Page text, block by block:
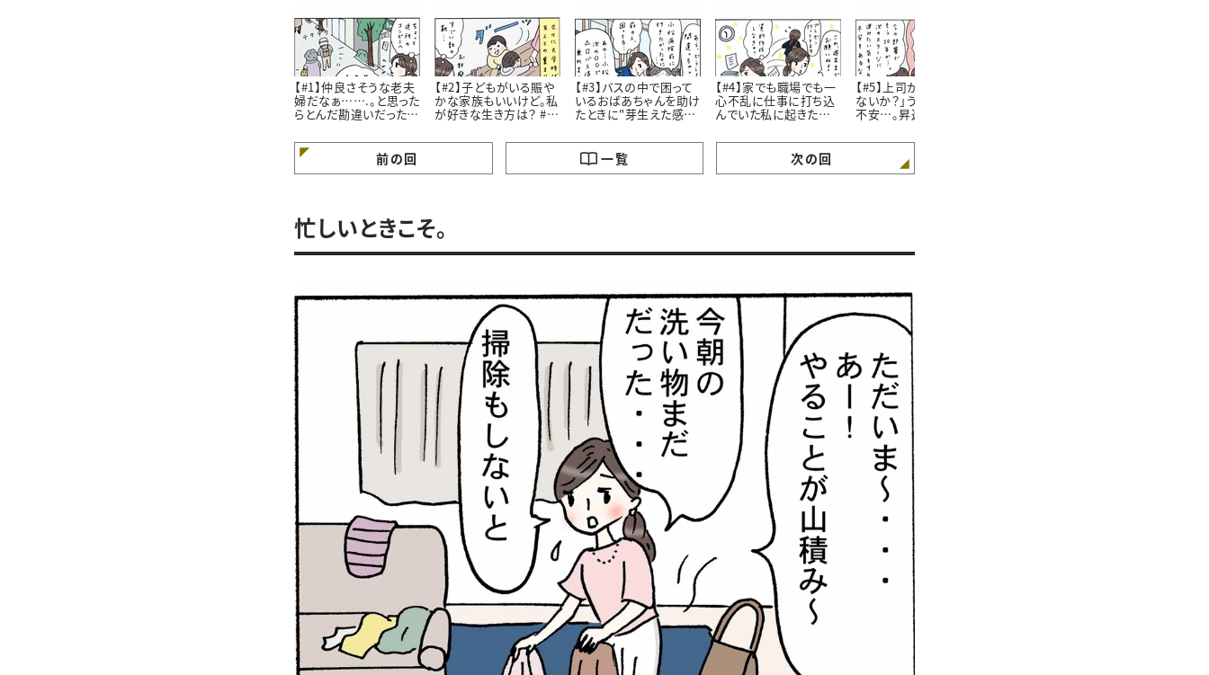
【#1】仲良さそうな老夫
婦だなぁ…….。と思った
らとんだ勘違いだったお
【#2】子どもがいる賑や
かな家族もいいけど。私
が好きな生き方は？ #4
【#3】バスの中で困って
いるおばあちゃんを助け
たときに"芽生えた感
【#4】家でも職場でも一
心不乱に仕事に打ち込
んでいた私に起きた悲
う子”の日常
【#5】上司から「昇進し
ないか？」うれしいけど
不安…。昇進するか悩む
できまったワケ＜4コマ
前の回 一覧 次の回
忙しいときこそ。